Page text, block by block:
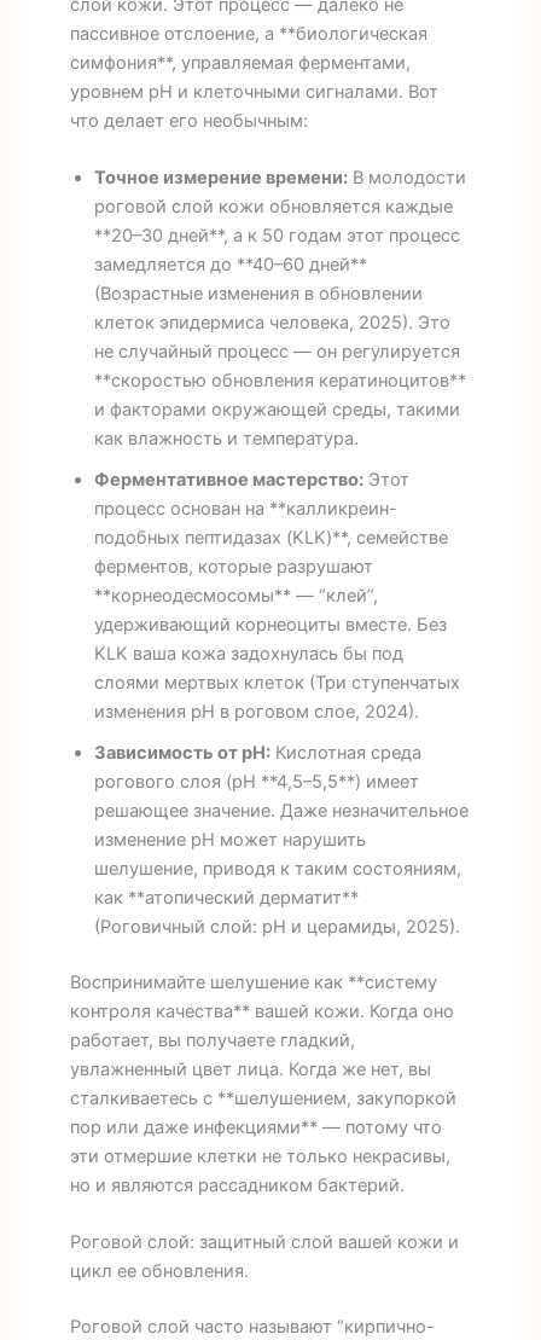
слой кожи. Этот процесс — далеко не
пассивное отслоение, а **биологическая
симфония**, управляемая ферментами,
уровнем pH и клеточными сигналами. Вот
что делает его необычным:
Точное измерение времени:В молодости
роговой слой кожи обновляется каждые
**20–30 дней**, а к 50 годам этот процесс
замедляется до **40–60 дней**
(Возрастные изменения в обновлении
клеток эпидермиса человека, 2025). Это
не случайный процесс — он регулируется
**скоростью обновления кератиноцитов**
и факторами окружающей среды, такими
как влажность и температура.
Ферментативное мастерство:Этот
процесс основан на **калликреин-
подобных пептидазах (KLK)**, семействе
ферментов, которые разрушают
**корнеодесмосомы** — “клей”,
удерживающий корнеоциты вместе. Без
KLK ваша кожа задохнулась бы под
слоями мертвых клеток (Три ступенчатых
изменения pH в роговом слое, 2024).
Зависимость от pH:Кислотная среда
рогового слоя (pH **4,5–5,5**) имеет
решающее значение. Даже незначительное
изменение pH может нарушить
шелушение, приводя к таким состояниям,
как **атопический дерматит**
(Роговичный слой: pH и церамиды, 2025).
Воспринимайте шелушение как **систему
контроля качества** вашей кожи. Когда оно
работает, вы получаете гладкий,
увлажненный цвет лица. Когда же нет, вы
сталкиваетесь с **шелушением, закупоркой
пор или даже инфекциями** — потому что
эти отмершие клетки не только некрасивы,
но и являются рассадником бактерий.
Роговой слой: защитный слой вашей кожи и
цикл ее обновления.
Роговой слой часто называют “кирпично-